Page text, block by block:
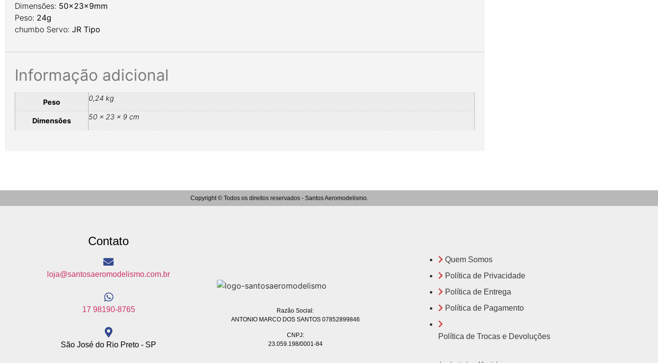
Dimensões: 50x23x9mm
Peso: 24g
chumbo Servo: JR Tipo
Informação adicional
Peso 0,24 kg
Dimensões 50 × 23 × 9 cm
Copyright © Todos os direitos reservados - Santos Aeromodelismo.
Contato
loja@santosaeromodelismo.com.br
17 98190-8765
São José do Rio Preto - SP
Razão Social:
ANTONIO MARCO DOS SANTOS 07852899846
CNPJ:
23.059.198/0001-84
Quem Somos
Política de Privacidade
Política de Entrega
Política de Pagamento
Política de Trocas e Devoluções